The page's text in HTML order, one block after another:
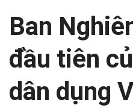
Ban
đầu tiên
dân dụng